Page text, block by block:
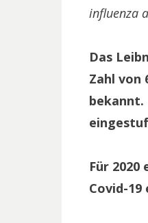
influenza
Das
Zahl von
bekannt.
Für
Covid-19